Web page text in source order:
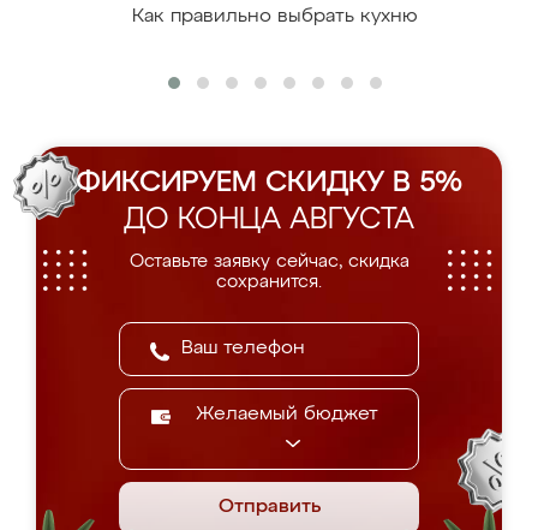
Как правильно выбрать кухню
ФИКСИРУЕМ СКИДКУ В 5%
ДО КОНЦА АВГУСТА
Оставьте заявку сейчас, скидка
сохранится.
Желаемый бюджет
Отправить